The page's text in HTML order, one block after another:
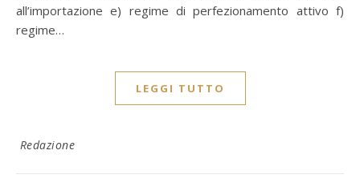
all’importazione e) regime di perfezionamento attivo f)
regime…
LEGGI TUTTO
Redazione